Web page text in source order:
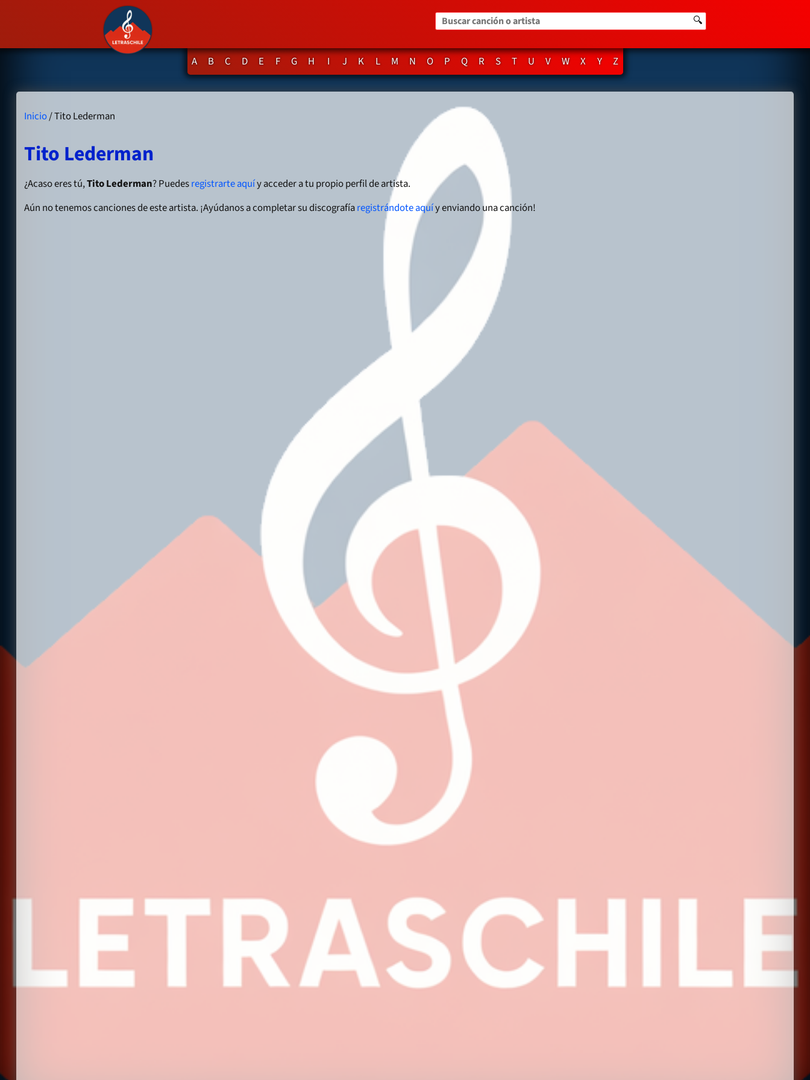
Buscar canción o artista 🔍
A B C D E F G H I J K L M N O P Q R S T U V W X Y Z
Inicio/ Tito Lederman
Tito Lederman
¿Acaso eres tú,Tito Lederman? Puedesregistrarte aquíy acceder a tu propio perfil de artista.
Aún no tenemos canciones de este artista. ¡Ayúdanos a completar su discografíaregistrándote aquíy enviando una canción!